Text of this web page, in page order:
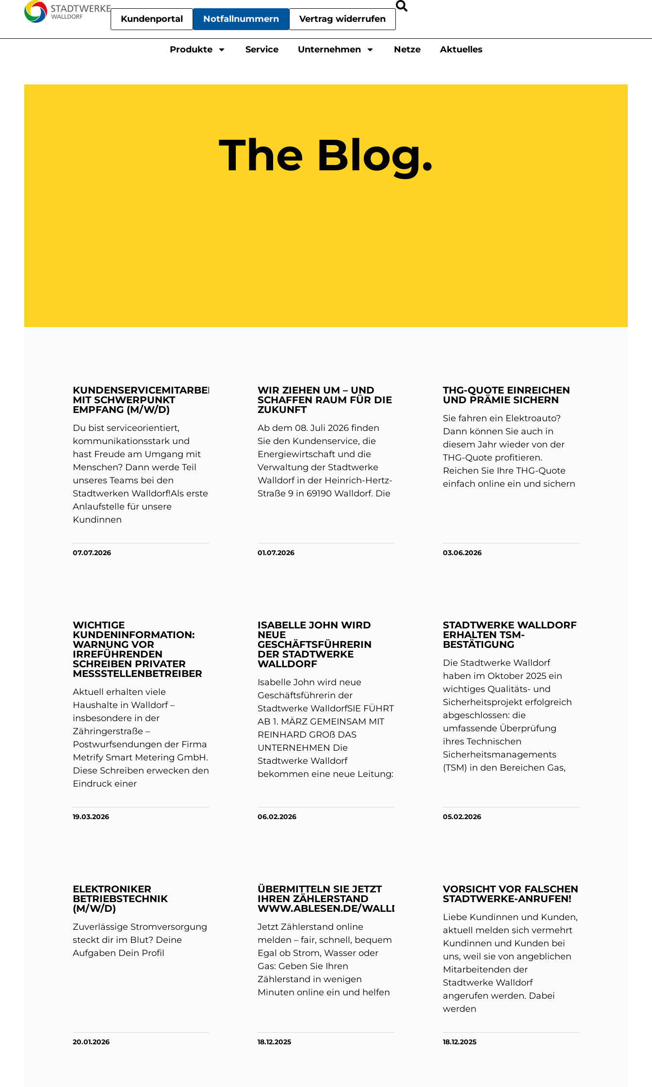
Kundenportal Notfallnummern Vertrag widerrufen
Produkte Service Unternehmen Netze Aktuelles
The Blog.
KUNDENSERVICEMITARBEITER
MIT SCHWERPUNKT
EMPFANG (M/W/D)
Du bist serviceorientiert,
kommunikationsstark und
hast Freude am Umgang mit
Menschen? Dann werde Teil
unseres Teams bei den
Stadtwerken Walldorf!Als erste
Anlaufstelle für unsere
Kundinnen
07.07.2026
WIR ZIEHEN UM – UND
SCHAFFEN RAUM FÜR DIE
ZUKUNFT
Ab dem 08. Juli 2026 finden
Sie den Kundenservice, die
Energiewirtschaft und die
Verwaltung der Stadtwerke
Walldorf in der Heinrich-Hertz-
Straße 9 in 69190 Walldorf. Die
01.07.2026
THG-QUOTE EINREICHEN
UND PRÄMIE SICHERN
Sie fahren ein Elektroauto?
Dann können Sie auch in
diesem Jahr wieder von der
THG-Quote profitieren.
Reichen Sie Ihre THG-Quote
einfach online ein und sichern
03.06.2026
WICHTIGE
KUNDENINFORMATION:
WARNUNG VOR
IRREFÜHRENDEN
SCHREIBEN PRIVATER
MESSSTELLENBETREIBER
Aktuell erhalten viele
Haushalte in Walldorf –
insbesondere in der
Zähringerstraße –
Postwurfsendungen der Firma
Metrify Smart Metering GmbH.
Diese Schreiben erwecken den
Eindruck einer
19.03.2026
ISABELLE JOHN WIRD
NEUE
GESCHÄFTSFÜHRERIN
DER STADTWERKE
WALLDORF
Isabelle John wird neue
Geschäftsführerin der
Stadtwerke WalldorfSIE FÜHRT
AB 1. MÄRZ GEMEINSAM MIT
REINHARD GROß DAS
UNTERNEHMEN Die
Stadtwerke Walldorf
bekommen eine neue Leitung:
06.02.2026
STADTWERKE WALLDORF
ERHALTEN TSM-
BESTÄTIGUNG
Die Stadtwerke Walldorf
haben im Oktober 2025 ein
wichtiges Qualitäts- und
Sicherheitsprojekt erfolgreich
abgeschlossen: die
umfassende Überprüfung
ihres Technischen
Sicherheitsmanagements
(TSM) in den Bereichen Gas,
05.02.2026
ELEKTRONIKER
BETRIEBSTECHNIK
(M/W/D)
Zuverlässige Stromversorgung
steckt dir im Blut? Deine
Aufgaben Dein Profil
20.01.2026
ÜBERMITTELN SIE JETZT
IHREN ZÄHLERSTAND
WWW.ABLESEN.DE/WALLDORF/
Jetzt Zählerstand online
melden – fair, schnell, bequem
Egal ob Strom, Wasser oder
Gas: Geben Sie Ihren
Zählerstand in wenigen
Minuten online ein und helfen
18.12.2025
VORSICHT VOR FALSCHEN
STADTWERKE-ANRUFEN!
Liebe Kundinnen und Kunden,
aktuell melden sich vermehrt
Kundinnen und Kunden bei
uns, weil sie von angeblichen
Mitarbeitenden der
Stadtwerke Walldorf
angerufen werden. Dabei
werden
18.12.2025